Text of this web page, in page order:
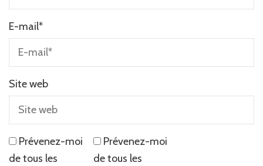
E-mail*
Site web
Prévenez-moi
de tous les
Prévenez-moi
de tous les